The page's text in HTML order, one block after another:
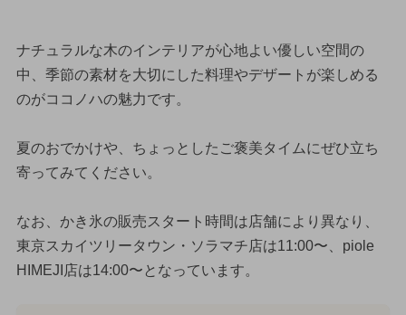
ナチュラルな木のインテリアが心地よい優しい空間の
中、季節の素材を大切にした料理やデザートが楽しめる
のがココノハの魅力です。
夏のおでかけや、ちょっとしたご褒美タイムにぜひ立ち
寄ってみてください。
なお、かき氷の販売スタート時間は店舗により異なり、
東京スカイツリータウン・ソラマチ店は11:00〜、piole
HIMEJI店は14:00〜となっています。